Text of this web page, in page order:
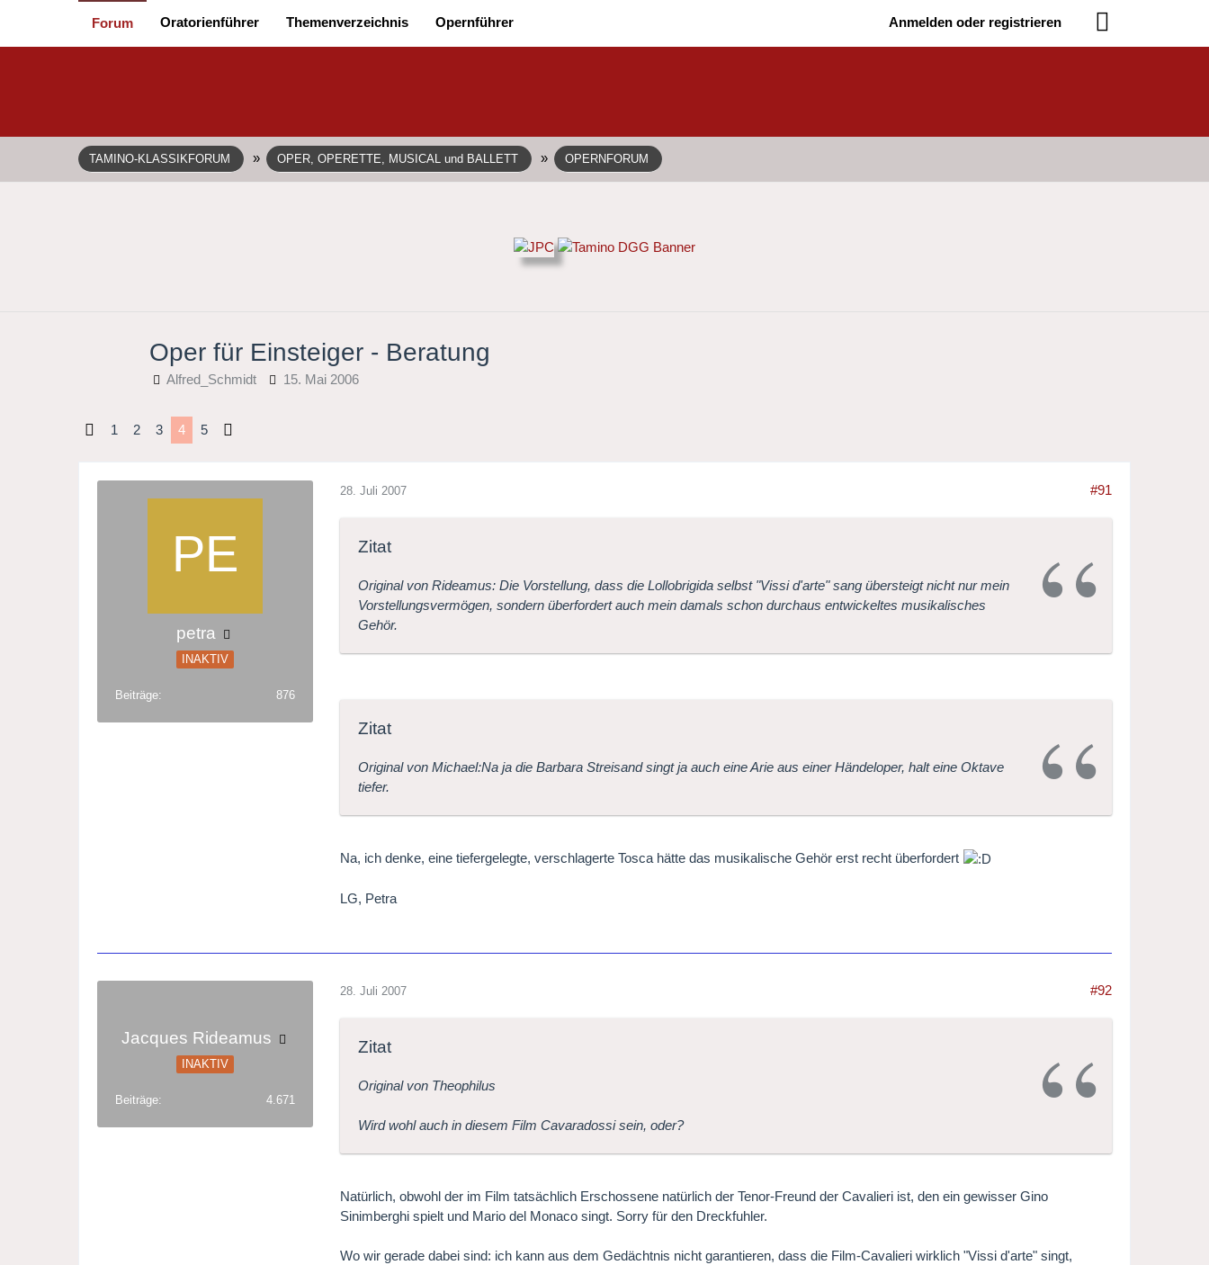
Forum Oratorienführer Themenverzeichnis Opernführer Anmelden oder registrieren
TAMINO-KLASSIKFORUM » OPER, OPERETTE, MUSICAL und BALLETT » OPERNFORUM
Oper für Einsteiger - Beratung
Alfred_Schmidt 15. Mai 2006
1 2 3 4 5
petra
INAKTIV
Beiträge 876
28. Juli 2007 #91
Zitat
Original von Rideamus: Die Vorstellung, dass die Lollobrigida selbst "Vissi d'arte" sang übersteigt nicht nur mein
Vorstellungsvermögen, sondern überfordert auch mein damals schon durchaus entwickeltes musikalisches
Gehör.
Zitat
Original von Michael:Na ja die Barbara Streisand singt ja auch eine Arie aus einer Händeloper, halt eine Oktave
tiefer.
Na, ich denke, eine tiefergelegte, verschlagerte Tosca hätte das musikalische Gehör erst recht überfordert
LG, Petra
Jacques Rideamus
INAKTIV
Beiträge 4.671
28. Juli 2007 #92
Zitat
Original von Theophilus
Wird wohl auch in diesem Film Cavaradossi sein, oder?
Natürlich, obwohl der im Film tatsächlich Erschossene natürlich der Tenor-Freund der Cavalieri ist, den ein gewisser Gino
Sinimberghi spielt und Mario del Monaco singt. Sorry für den Dreckfuhler.
Wo wir gerade dabei sind: ich kann aus dem Gedächtnis nicht garantieren, dass die Film-Cavalieri wirklich "Vissi d'arte" singt,